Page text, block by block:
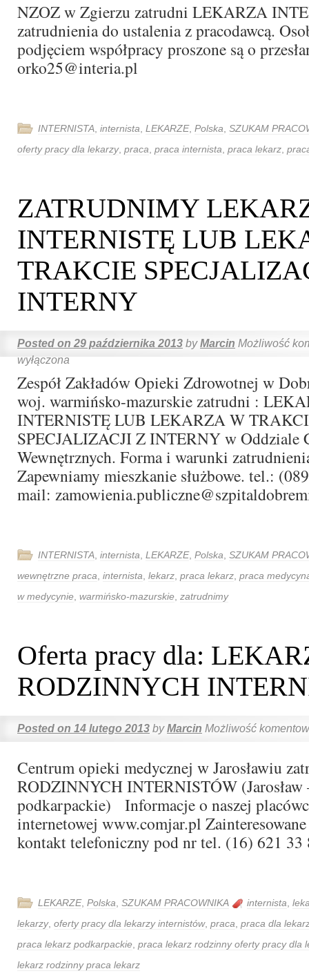
NZOZ w Zgierzu zatrudni LEKARZA
zatrudnienia do ustalenia z pracodawcą.
podjęciem współpracy proszone są o
orko25@interia.pl
INTERNISTA internista LEKARZE, Polska SZUKAM
oferty pracy dla lekarzy, praca praca internista praca lekarz
ZATRUDNIMY
INTERNISTĘ LUB
TRAKCIE
INTERNY
Posted on 29 października 2013 by Marcin Możliwość
wyłączona
Zespół Zakładów Opieki Zdrowotnej w
woj. warmińsko-mazurskie zatrudni :
INTERNISTĘ LUB LEKARZA W
SPECJALIZACJI Z INTERNY w Oddziale
Wewnętrznych. Forma i warunki
Zapewniamy mieszkanie służbowe. tel.:
mail:
INTERNISTA internista LEKARZE, Polska SZUKAM
wewnętrzne praca internista lekarz praca lekarz praca
w medycynie warmińsko-mazurskie zatrudnimy
Oferta pracy dla:
RODZINNYCH
Posted on 14 lutego 2013 by Marcin Możliwość
Centrum opieki medycznej w Jarosławiu
RODZINNYCH INTERNISTÓW (Jarosław
podkarpackie) Informacje o naszej
internetowej www.comjar.pl
kontakt telefoniczny pod nr tel. (16) 621 33
LEKARZE, Polska SZUKAM PRACOWNIKA internista
lekarzy, oferty pracy dla lekarzy internistów, praca praca dla
praca lekarz podkarpackie praca lekarz rodzinny oferty pracy dla
lekarz rodzinny praca lekarz